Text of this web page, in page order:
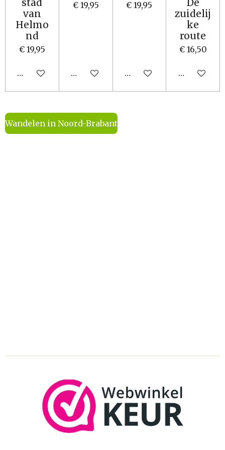
stad
van
Helmo
nd
€ 19,95
In winkelwagen
€ 19,95
In winkelwagen
€ 19,95
In winkelwagen
De
zuidelij
ke
route
€ 16,50
Houd mij
Wandelen in Noord-Brabant